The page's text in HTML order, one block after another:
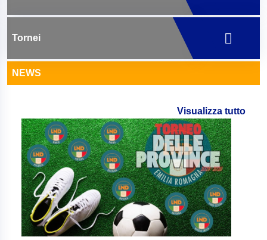
Tornei
NEWS
Visualizza tutto